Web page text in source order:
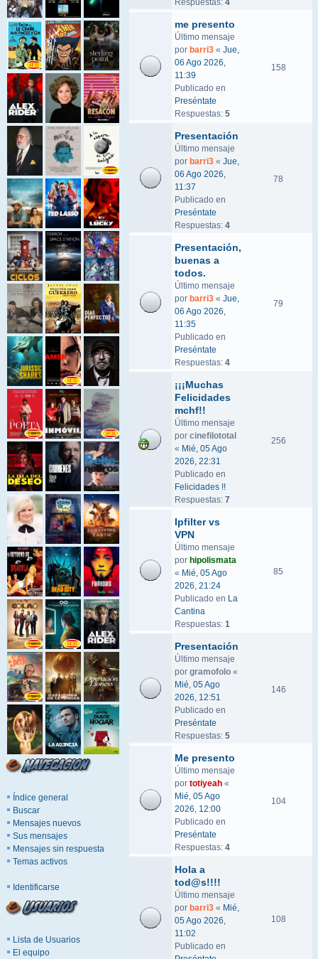
Índice general
Buscar
Mensajes nuevos
Sus mensajes
Mensajes sin respuesta
Temas activos
Identificarse
Lista de Usuarios
El equipo
Respuestas: 4
me presento
Último mensaje
por barri3 « Jue,
06 Ago 2026,
11:39
Publicado en
Preséntate
Respuestas: 5
158
Presentación
Último mensaje
por barri3 « Jue,
06 Ago 2026,
11:37
Publicado en
Preséntate
Respuestas: 4
78
Presentación,
buenas a
todos.
Último mensaje
por barri3 « Jue,
06 Ago 2026,
11:35
Publicado en
Preséntate
Respuestas: 4
79
¡¡¡Muchas
Felicidades
mchf!!
Último mensaje
por cinefilototal
« Mié, 05 Ago
2026, 22:31
Publicado en
Felicidades !!
Respuestas: 7
256
Ipfilter vs
VPN
Último mensaje
por hipolismata
« Mié, 05 Ago
2026, 21:24
Publicado en La
Cantina
Respuestas: 1
85
Presentación
Último mensaje
por gramofolo «
Mié, 05 Ago
2026, 12:51
Publicado en
Preséntate
Respuestas: 5
146
Me presento
Último mensaje
por totiyeah «
Mié, 05 Ago
2026, 12:00
Publicado en
Preséntate
Respuestas: 4
104
Hola a
tod@s!!!!
Último mensaje
por barri3 « Mié,
05 Ago 2026,
11:02
Publicado en
108